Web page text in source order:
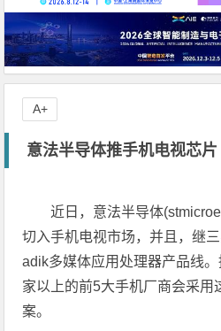
意法半导体推手机电视芯
近日，意法半导体
切入手机电视市场，并且，继
adik多媒体应用处理器产品线
家以上的前5大手机厂商会采用
案。
A+